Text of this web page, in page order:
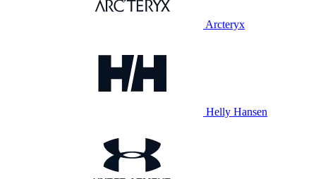
Arcteryx
Helly Hansen